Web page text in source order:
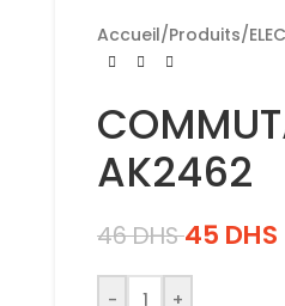
Accueil/Produits/
AK2462
46DHS 45 DHS
- +